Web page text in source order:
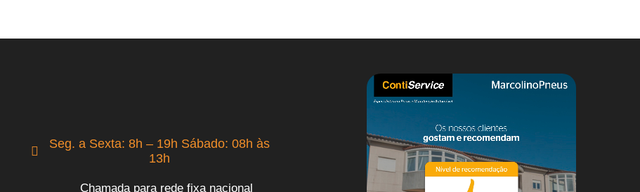
Seg. a Sexta: 8h – 19h Sábado: 08h às
13h
Chamada para rede fixa nacional